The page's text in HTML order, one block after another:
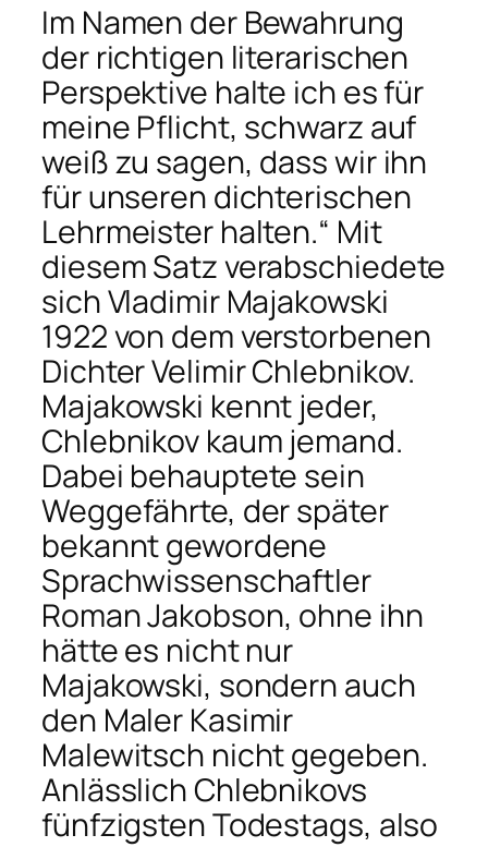
Im Namen der Bewahrung
der richtigen literarischen
Perspektive halte ich es für
meine Pflicht, schwarz auf
weiß zu sagen, dass wir ihn
für unseren dichterischen
Lehrmeister halten.“ Mit
diesem Satz verabschiedete
sich Vladimir Majakowski
1922 von dem verstorbenen
Dichter Velimir Chlebnikov.
Majakowski kennt jeder,
Chlebnikov kaum jemand.
Dabei behauptete sein
Weggefährte, der später
bekannt gewordene
Sprachwissenschaftler
Roman Jakobson, ohne ihn
hätte es nicht nur
Majakowski, sondern auch
den Maler Kasimir
Malewitsch nicht gegeben.
Anlässlich Chlebnikovs
fünfzigsten Todestags, also